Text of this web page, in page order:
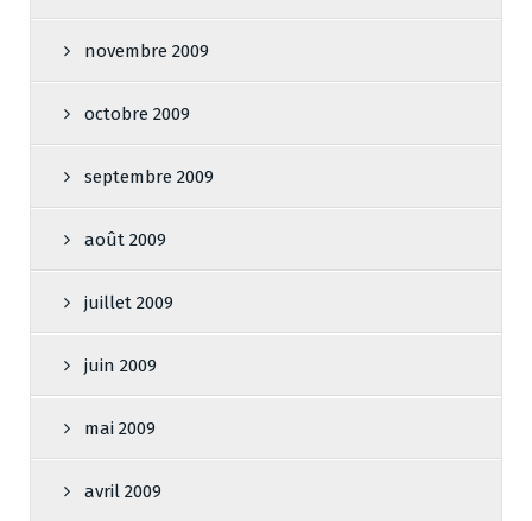
novembre 2009
octobre 2009
septembre 2009
août 2009
juillet 2009
juin 2009
mai 2009
avril 2009